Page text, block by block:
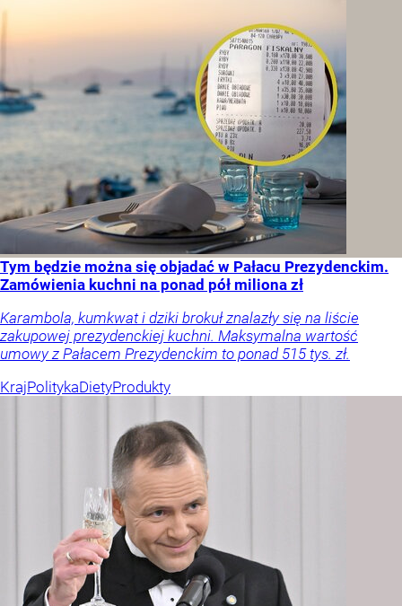
Tym będzie można się objadać w Pałacu Prezydenckim.
Zamówienia kuchni na ponad pół miliona zł
Karambola, kumkwat i dziki brokuł znalazły się na liście
zakupowej prezydenckiej kuchni. Maksymalna wartość
umowy z Pałacem Prezydenckim to ponad 515 tys. zł.
KrajPolitykaDietyProdukty